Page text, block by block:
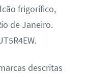
frigorífico,
de Janeiro.
descritas